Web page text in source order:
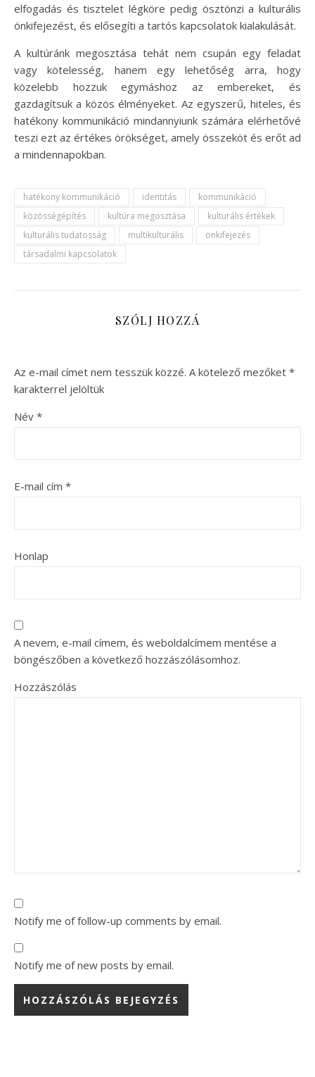
elfogadás és tisztelet légköre pedig ösztönzi a kulturális
önkifejezést, és elősegíti a tartós kapcsolatok kialakulását.
A kultúránk megosztása tehát nem csupán egy feladat
vagy kötelesség, hanem egy lehetőség arra, hogy
közelebb hozzuk egymáshoz az embereket, és
gazdagítsuk a közös élményeket. Az egyszerű, hiteles, és
hatékony kommunikáció mindannyiunk számára elérhetővé
teszi ezt az értékes örökséget, amely összeköt és erőt ad
a mindennapokban.
hatékony kommunikáció identitás
kommunikáció
közösségépítés
kultúra megosztása
kulturális értékek
kulturális tudatosság
multikulturális
önkifejezés
társadalmi kapcsolatok
SZÓLJ HOZZÁ
Az e-mail címet nem tesszük közzé. A kötelező mezőket *
karakterrel jelöltük
Név *
E-mail cím *
Honlap
A nevem, e-mail címem, és weboldalcímem mentése a
böngészőben a következő hozzászólásomhoz.
Hozzászólás
Notify me of follow-up comments by email.
Notify me of new posts by email.